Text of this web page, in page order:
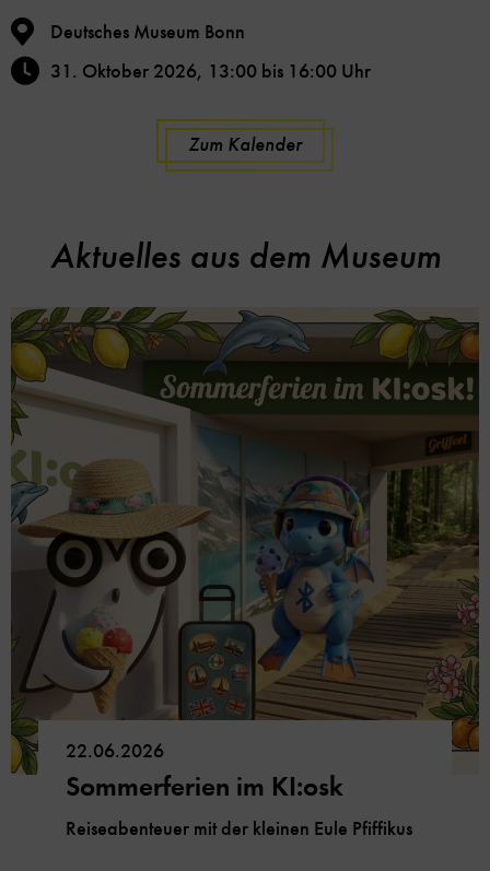
Deutsches Museum Bonn
31. Oktober 2026, 13:00 bis 16:00 Uhr
Zum Kalender
Aktuelles aus dem Museum
22.06.2026
Sommerferien im KI:osk
Reiseabenteuer mit der kleinen Eule Pfiffikus